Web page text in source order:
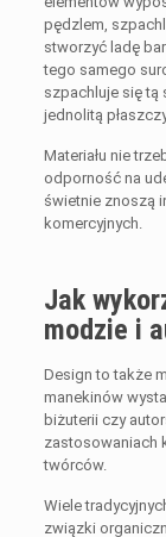
pędzlem,
stworzyć ladę
tego samego
szpachluje się tą
jednolitą
Materiału nie
odporność na
świetnie znoszą
komercyjnych.
Jak
modzie i
Design to także
manekinów
biżuterii czy
zastosowaniach
twórców.
Wiele
związki